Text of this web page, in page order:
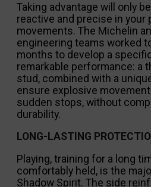
Taking advantage will only
reactive and precise in your
movements. The Michelin
engineering teams worked
months to develop a
remarkable performance: a
stud, combined with a
ensure explosive
sudden stops, without
durability.
LONG-LASTING
Playing, training for a long
comfortably held, is the
Shadow Spirit. The side